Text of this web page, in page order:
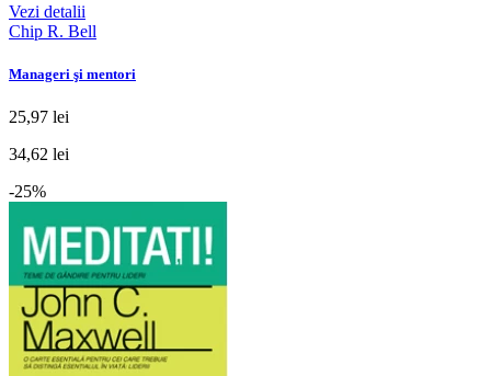
Vezi detalii
Chip R. Bell
Manageri şi mentori
25,97 lei
34,62 lei
-25%